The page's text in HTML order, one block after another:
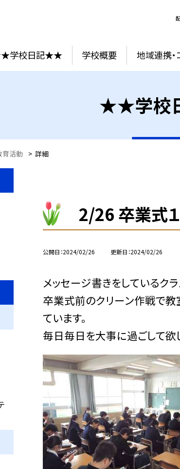
学校日記★★ 学校概要 地域連携・
★★学校
育活動 > 詳細
2/26 卒業式
公開日 2024/02/26 更新日 2024/02/26
メッセージ書きをしているク
卒業式前のクリーン作戦で
ています。
毎日毎日を大事に過ごして欲